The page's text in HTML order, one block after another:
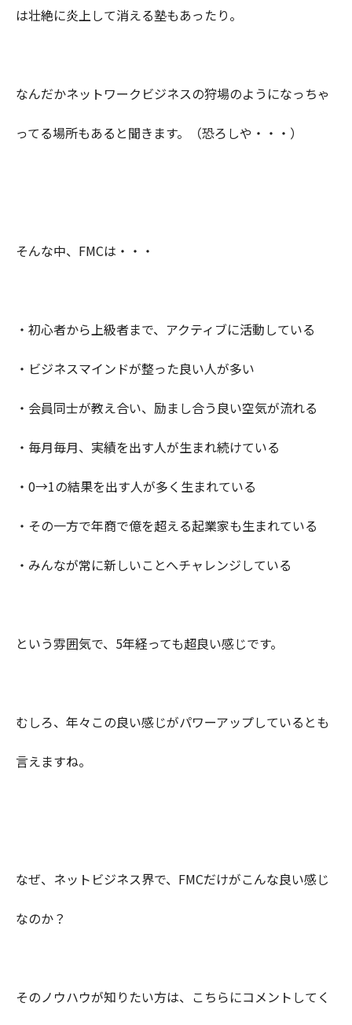
は壮絶に炎上して消える塾もあったり。
なんだかネットワークビジネスの狩場のようになっちゃ
ってる場所もあると聞きます。（恐ろしや・・・）
そんな中、FMCは・・・
・初心者から上級者まで、アクティブに活動している
・ビジネスマインドが整った良い人が多い
・会員同士が教え合い、励まし合う良い空気が流れる
・毎月毎月、実績を出す人が生まれ続けている
・0→1の結果を出す人が多く生まれている
・その一方で年商で億を超える起業家も生まれている
・みんなが常に新しいことへチャレンジしている
という雰囲気で、5年経っても超良い感じです。
むしろ、年々この良い感じがパワーアップしているとも
言えますね。
なぜ、ネットビジネス界で、FMCだけがこんな良い感じ
なのか？
そのノウハウが知りたい方は、こちらにコメントしてく